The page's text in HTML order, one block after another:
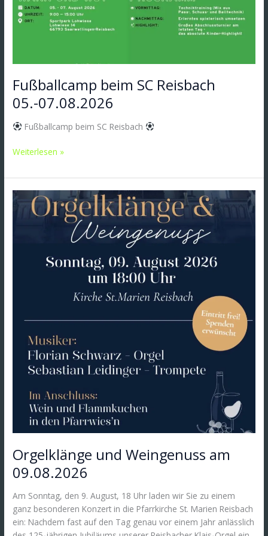
Fußballcamp beim SC Reisbach
05.-07.08.2026
Fußballcamp beim SC Reisbach
Weiterlesen »
Orgelklänge und Weingenuss am
09.08.2026
Am Sonntag, den 9. August, 18 Uhr laden wir Sie zu einem
ganz besonderen Konzert in die Pfarrkirche St. Marien Reisbach
ein: Nachdem fast auf den Tag genau vor einem Jahr anlässlich
Orgelklänge